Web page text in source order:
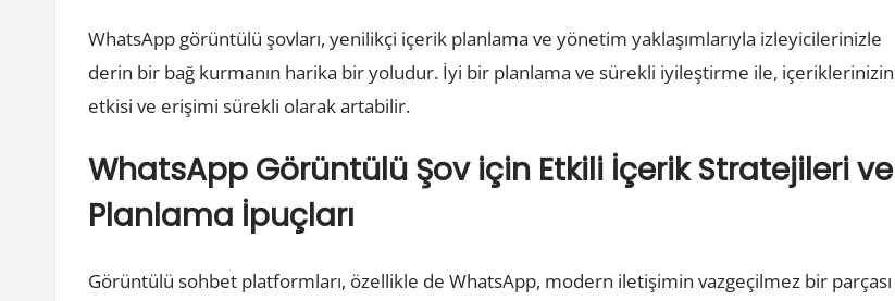
WhatsApp görüntülü şovları, yenilikçi içerik planlama ve yönetim yaklaşımlarıyla izleyicilerinizle
derin bir bağ kurmanın harika bir yoludur. İyi bir planlama ve sürekli iyileştirme ile, içeriklerinizin
etkisi ve erişimi sürekli olarak artabilir.
WhatsApp Görüntülü Şov için Etkili İçerik Stratejileri ve
Planlama İpuçları
Görüntülü sohbet platformları, özellikle de WhatsApp, modern iletişimin vazgeçilmez bir parçası